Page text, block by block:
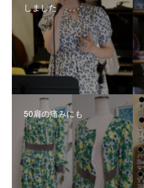
しました
50肩の痛みにも